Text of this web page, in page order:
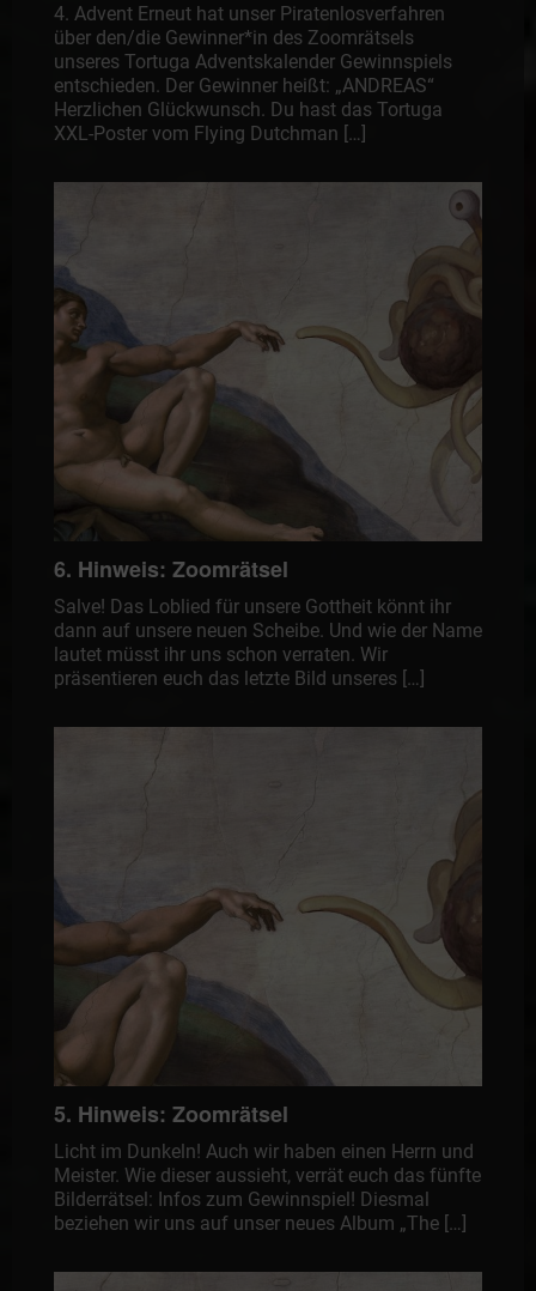
4. Advent Erneut hat unser Piratenlosverfahren
über den/die Gewinner*in des Zoomrätsels
unseres Tortuga Adventskalender Gewinnspiels
entschieden. Der Gewinner heißt: „ANDREAS“
Herzlichen Glückwunsch. Du hast das Tortuga
XXL-Poster vom Flying Dutchman […]
6. Hinweis: Zoomrätsel
Salve! Das Loblied für unsere Gottheit könnt ihr
dann auf unsere neuen Scheibe. Und wie der Name
lautet müsst ihr uns schon verraten. Wir
präsentieren euch das letzte Bild unseres […]
5. Hinweis: Zoomrätsel
Licht im Dunkeln! Auch wir haben einen Herrn und
Meister. Wie dieser aussieht, verrät euch das fünfte
Bilderrätsel: Infos zum Gewinnspiel! Diesmal
beziehen wir uns auf unser neues Album „The […]